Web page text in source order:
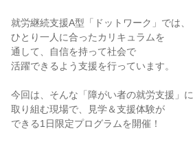
就労継続支援A型「ドットワーク」では、
ひとり一人に合ったカリキュラムを
通して、自信を持って社会で
活躍できるよう支援を行っています。
今回は、そんな「障がい者の就労支援」に
取り組む現場で、見学＆支援体験が
できる1日限定プログラムを開催！